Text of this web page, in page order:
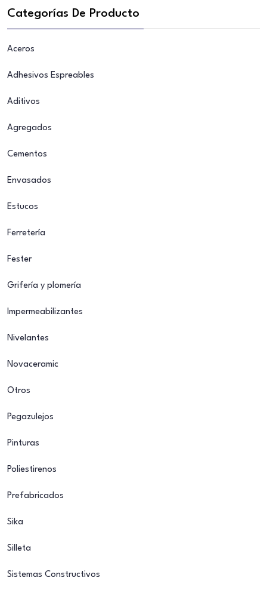
Categorías De Producto
Aceros
Adhesivos Espreables
Aditivos
Agregados
Cementos
Envasados
Estucos
Ferretería
Fester
Grifería y plomería
Impermeabilizantes
Nivelantes
Novaceramic
Otros
Pegazulejos
Pinturas
Poliestirenos
Prefabricados
Sika
Silleta
Sistemas Constructivos